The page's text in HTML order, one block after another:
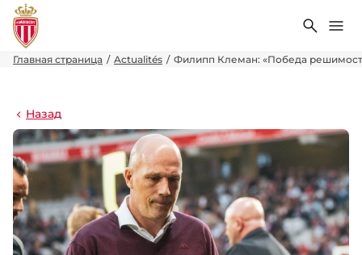
Поиск
Главная страница Actualités Филипп Клеман: «Победа
Назад